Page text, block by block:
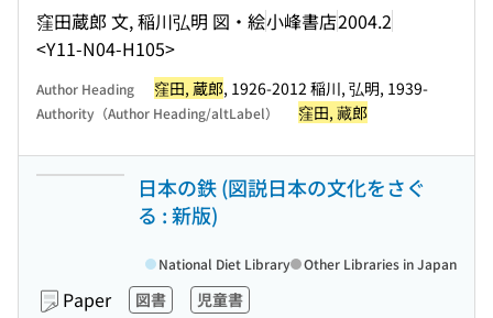
窪田蔵郎 文, 稲川弘明 図・絵小峰書店2004.2
<Y11-N04-H105>
Author Heading 窪田, 蔵郎, 1926-2012 稲川, 弘明, 1939-
Authority（Author Heading/altLabel） 窪田, 藏郎
日本の鉄 (図説日本の文化をさぐ
る : 新版)
Paper 図書 児童書
National Diet Library Other Libraries in Japan